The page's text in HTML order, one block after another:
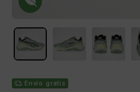
Envío gratis